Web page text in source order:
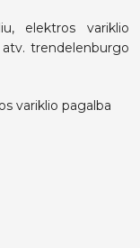
elektros variklio
trendelenburgo
variklio pagalba